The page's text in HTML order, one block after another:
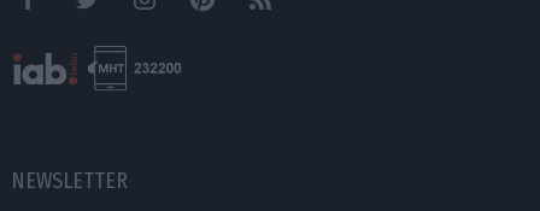
FacebookTwitter InstagramPinterestRSS feeds
NEWSLETTER